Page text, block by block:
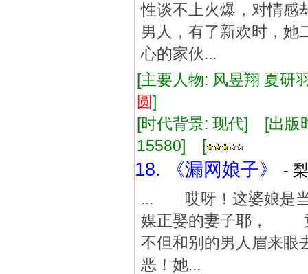
性谈不上火爆，对情感
男人，有了新欢时，她
心的家伙...
[主要人物: 风昱翔 夏
圆]
[时代背景: 现代] [出
15580] [
18. 《漏网娘子》
-
... 哎呀！这婆娘是
媒正娶的妻子耶，
不但和别的男人眉来
恶！她...